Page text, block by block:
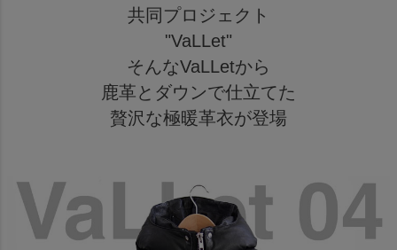
共同プロジェクト
"VaLLet"
そんなVaLLetから
鹿革とダウンで仕立てた
贅沢な極暖革衣が登場